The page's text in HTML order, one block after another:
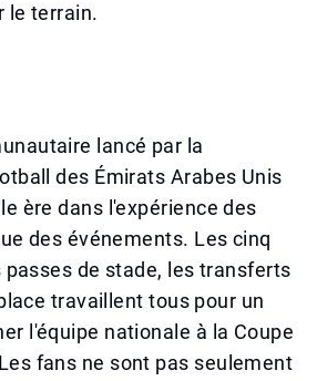
le terrain.
lancé par la
des Émirats Arabes Unis
ère dans l'expérience des
des événements. Les cinq
passes de stade, les transferts
travaillent tous pour un
l'équipe nationale à la Coupe
fans ne sont pas seulement